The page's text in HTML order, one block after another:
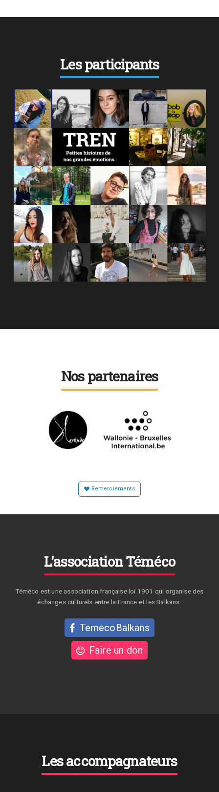
Les participants
Nos partenaires
Remerciements
L'association Téméco
Téméco est une association française loi 1901 qui organise des
échanges culturels entre la France et les Balkans.
TemecoBalkans
Faire un don
Les accompagnateurs